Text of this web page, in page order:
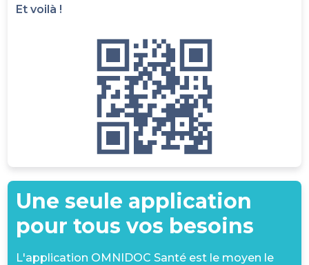
Et voilà !
Une seule application
pour tous vos besoins
L'application OMNIDOC Santé est le moyen le